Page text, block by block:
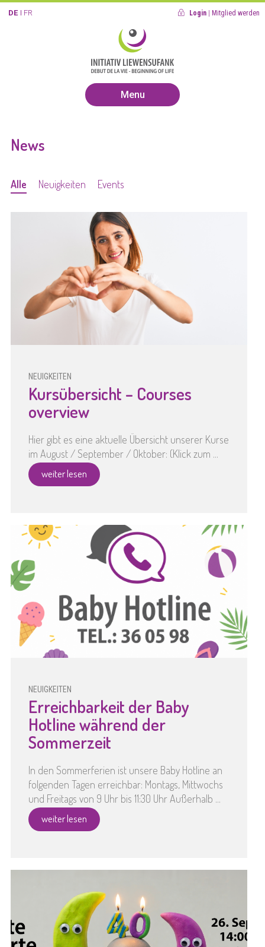
DE FR Login Mitglied werden
Menu
News
Alle Neuigkeiten Events
NEUIGKEITEN
Kursübersicht – Courses
overview
Hier gibt es eine aktuelle Übersicht unserer Kurse
im August / September / Oktober: (Klick zum ...
weiter lesen
NEUIGKEITEN
Erreichbarkeit der Baby
Hotline während der
Sommerzeit
In den Sommerferien ist unsere Baby Hotline an
folgenden Tagen erreichbar: Montags, Mittwochs
und Freitags von 9 Uhr bis 11:30 Uhr Außerhalb ...
weiter lesen